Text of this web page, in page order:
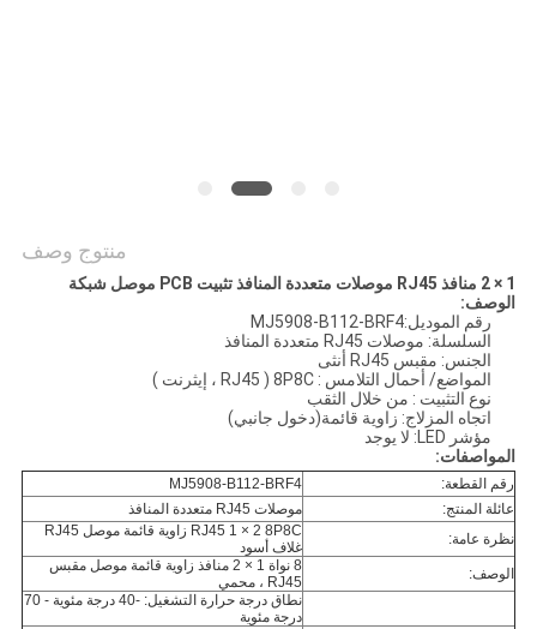
منتوج وصف
1 × 2 منافذ RJ45 موصلات متعددة المنافذ تثبيت PCB موصل شبكة
الوصف:
رقم الموديل:MJ5908-B112-BRF4
السلسلة: موصلات RJ45 متعددة المنافذ
الجنس: مقبس RJ45 أنثى
المواضع/ أحمال التلامس : 8P8C ( RJ45 ، إيثرنت )
نوع التثبيت : من خلال الثقب
اتجاه المزلاج: زاوية قائمة(دخول جانبي)
مؤشر LED: لا يوجد
المواصفات:
رقم القطعة:
MJ5908-B112-BRF4
عائلة المنتج:
موصلات RJ45 متعددة المنافذ
نظرة عامة:
RJ45 1 × 2 8P8C زاوية قائمة موصل RJ45
غلاف أسود
الوصف:
8 نواة 1 × 2 منافذ زاوية قائمة موصل مقبس
RJ45 ، محمي
نطاق درجة حرارة التشغيل: -40 درجة مئوية - 70
درجة مئوية